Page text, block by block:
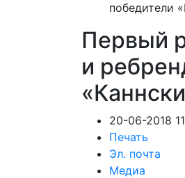
победители
Первый
и
20-06-2018
Печать
Эл. почта
Медиа